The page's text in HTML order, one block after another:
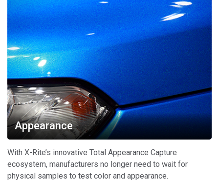
Appearance
With X-Rite’s innovative Total Appearance Capture
ecosystem, manufacturers no longer need to wait for
physical samples to test color and appearance.